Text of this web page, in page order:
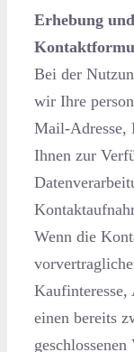
Erhebung
Bei der
wir Ihre
Mail-Adresse,
Ihnen zur
Wenn die
Kaufinteresse,
einen bereits